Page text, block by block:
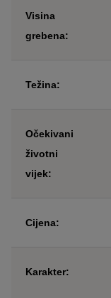
Visina
grebena:
Težina:
Očekivani
životni
vijek:
Cijena:
Karakter: